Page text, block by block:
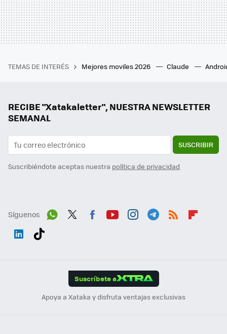
TEMAS DE INTERÉS Mejores moviles 2026 Claude
RECIBE "Xatakaletter", NUESTRA NEWSLETTER
SEMANAL
SUSCRIBIR
Suscribiéndote aceptas nuestra política de privacidad
Síguenos
Suscríbete a
Apoya a Xataka y disfruta ventajas exclusivas